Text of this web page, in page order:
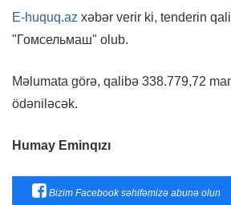
E-huquq.az xəbər verir ki, tenderin
"Гомсельмаш" olub.
Məlumata görə, qalibə 338.779,72
ödəniləcək.
Humay Eminqızı
Bizim Facebook səhifəmizə abunə olun